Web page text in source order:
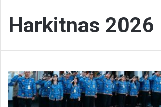
Harkitnas 2026